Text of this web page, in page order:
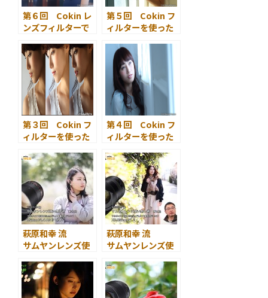
第６回 Cokin レ
ンズフィルターで
レート：洋館編
第５回 Cokin フ
ィルターを使った
のポートレート
まとめ編
第３回 Cokin フ
ィルターを使った
ートレート
第４回 Cokin フ
ィルターを使った
ート
萩原和幸 流
サムヤンレンズ使
SAMYANG 85mm
F1.4 AS IF UMC
萩原和幸 流
サムヤンレンズ使
SAMYANG XP
35mm F1.2